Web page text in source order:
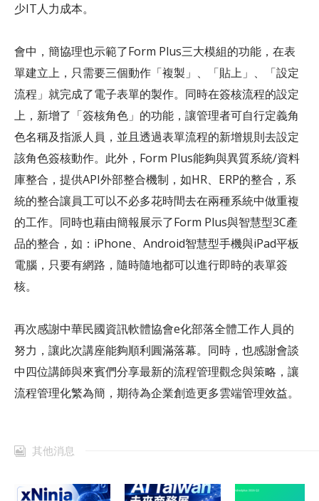
少IT人力成本。
會中，簡協理也示範了Form Plus三大模組的功能，在表
單建立上，只需要三個動作「複製」、「貼上」、「設定
流程」就完成了電子表單的製作。同時在簽核流程的設定
上，新增了「簽核角色」的功能，讓管理者可自行定義角
色名稱及指派人員，並且透過表單流程的新增規則去設定
該角色簽核動作。此外，Form Plus能夠與異質系統/資料
庫整合，提供API外部整合機制，如HR、ERP的整合，系
統的整合讓員工可以不必多花時間去在兩種系統中做重複
的工作。同時也藉由簡報展示了Form Plus與智慧型3C產
品的整合，如：iPhone、Android智慧型手機與iPad平板
電腦，只要有網路，隨時隨地都可以進行即時的表單簽
核。
再次感謝中華民國資訊軟體協會e化部落全體工作人員的
努力，讓此次講座能夠順利圓滿落幕。同時，也感謝會談
中四位講師與來賓們分享最新的流程管理觀念與策略，讓
流程管理化繁為簡，期待為企業創造更多雲端管理效益。
其他消息